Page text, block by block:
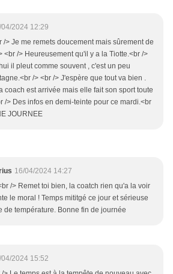
04/2024 12:29
/> Je me remets doucement mais sûrement de
<br /> Heureusement qu'il y a la Tiotte.<br />
il pleut comme souvent , c'est un peu
/> <br /> J'espère que tout va bien .
coach est arrivée mais elle fait son sport toute
/> Des infos en demi-teinte pour ce mardi.<br
JOURNEE
16/04/2024 14:27
/> Remet toi bien, la coatch rien qu'a la voir
le moral ! Temps mititgé ce jour et sérieuse
de température. Bonne fin de journée
04/2024 15:52